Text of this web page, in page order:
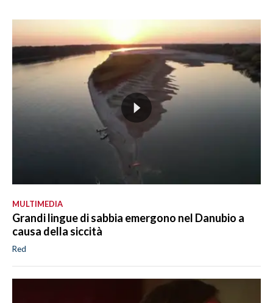
MULTIMEDIA
Grandi lingue di sabbia emergono nel Danubio a
causa della siccità
Red